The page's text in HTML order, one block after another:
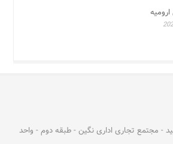
- مجتمع تجاری اداری نگین - طبقه دوم - واحد